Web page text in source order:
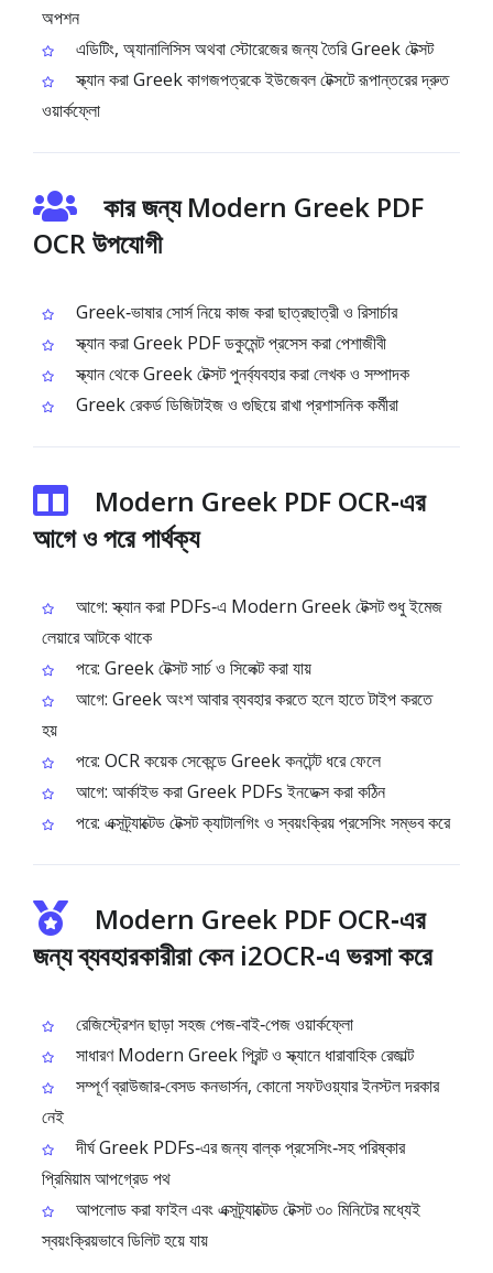
অপশন
এডিটিং, অ্যানালিসিস অথবা স্টোরেজের জন্য তৈরি Greek টেক্সট
স্ক্যান করা Greek কাগজপত্রকে ইউজেবল টেক্সটে রূপান্তরের দ্রুত
ওয়ার্কফ্লো
কার জন্য Modern Greek PDF
OCR উপযোগী
Greek‑ভাষার সোর্স নিয়ে কাজ করা ছাত্রছাত্রী ও রিসার্চার
স্ক্যান করা Greek PDF ডকুমেন্ট প্রসেস করা পেশাজীবী
স্ক্যান থেকে Greek টেক্সট পুনর্ব্যবহার করা লেখক ও সম্পাদক
Greek রেকর্ড ডিজিটাইজ ও গুছিয়ে রাখা প্রশাসনিক কর্মীরা
Modern Greek PDF OCR‑এর
আগে ও পরে পার্থক্য
আগে: স্ক্যান করা PDFs‑এ Modern Greek টেক্সট শুধু ইমেজ
লেয়ারে আটকে থাকে
পরে: Greek টেক্সট সার্চ ও সিলেক্ট করা যায়
আগে: Greek অংশ আবার ব্যবহার করতে হলে হাতে টাইপ করতে
হয়
পরে: OCR কয়েক সেকেন্ডে Greek কনটেন্ট ধরে ফেলে
আগে: আর্কাইভ করা Greek PDFs ইনডেক্স করা কঠিন
পরে: এক্সট্র্যাক্টেড টেক্সট ক্যাটালগিং ও স্বয়ংক্রিয় প্রসেসিং সম্ভব করে
Modern Greek PDF OCR‑এর
জন্য ব্যবহারকারীরা কেন i2OCR‑এ ভরসা করে
রেজিস্ট্রেশন ছাড়া সহজ পেজ‑বাই‑পেজ ওয়ার্কফ্লো
সাধারণ Modern Greek প্রিন্ট ও স্ক্যানে ধারাবাহিক রেজাল্ট
সম্পূর্ণ ব্রাউজার‑বেসড কনভার্সন, কোনো সফটওয়্যার ইনস্টল দরকার
নেই
দীর্ঘ Greek PDFs‑এর জন্য বাল্ক প্রসেসিং‑সহ পরিষ্কার
প্রিমিয়াম আপগ্রেড পথ
আপলোড করা ফাইল এবং এক্সট্র্যাক্টেড টেক্সট ৩০ মিনিটের মধ্যেই
স্বয়ংক্রিয়ভাবে ডিলিট হয়ে যায়